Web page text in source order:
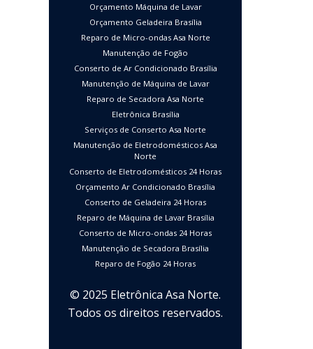
Orçamento Máquina de Lavar
Orçamento Geladeira Brasília
Reparo de Micro-ondas Asa Norte
Manutenção de Fogão
Conserto de Ar Condicionado Brasília
Manutenção de Máquina de Lavar
Reparo de Secadora Asa Norte
Eletrônica Brasília
Serviços de Conserto Asa Norte
Manutenção de Eletrodomésticos Asa
Norte
Conserto de Eletrodomésticos 24 Horas
Orçamento Ar Condicionado Brasília
Conserto de Geladeira 24 Horas
Reparo de Máquina de Lavar Brasília
Conserto de Micro-ondas 24 Horas
Manutenção de Secadora Brasília
Reparo de Fogão 24 Horas
© 2025 Eletrônica Asa Norte.
Todos os direitos reservados.